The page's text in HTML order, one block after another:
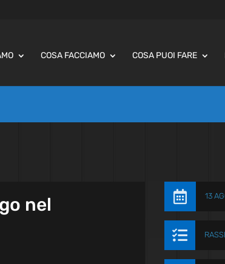
COSA FACCIAMO COSA PUOI FARE
nel
 13
